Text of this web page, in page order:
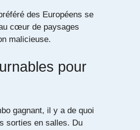
des Européens se
cœur de paysages
malicieuse.
pour
gagnant, il y a de quoi
sorties en salles. Du